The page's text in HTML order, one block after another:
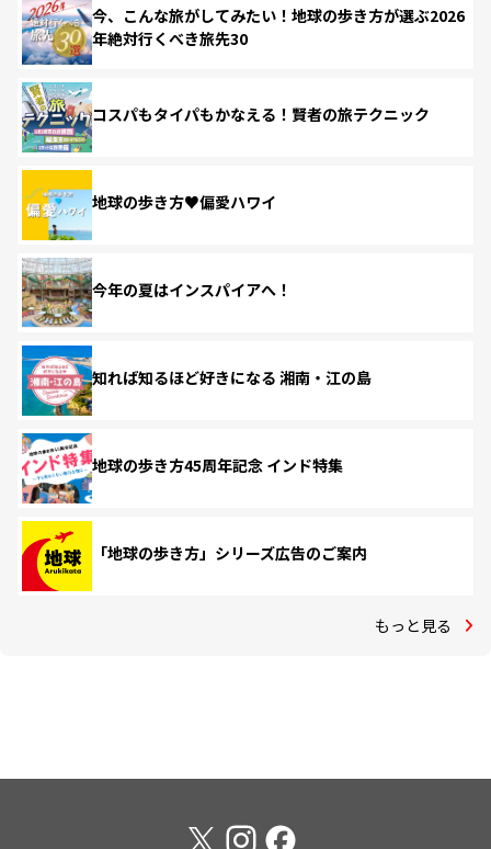
今、こんな旅がしてみたい！地球の歩き方が選ぶ2026
年絶対行くべき旅先30
コスパもタイパもかなえる！賢者の旅テクニック
地球の歩き方♥偏愛ハワイ
今年の夏はインスパイアへ！
知れば知るほど好きになる 湘南・江の島
地球の歩き方45周年記念 インド特集
「地球の歩き方」シリーズ広告のご案内
もっと見る